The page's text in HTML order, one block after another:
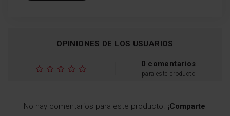
OPINIONES DE LOS USUARIOS
0 comentarios
para este producto
No hay comentarios para este producto. ¡Comparte